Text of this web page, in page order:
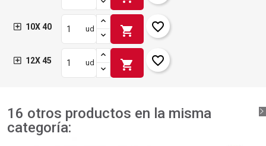
10X 40 ud shopping_cart favorite_border
12X 45 ud shopping_cart favorite_border
16 otros productos en la misma
categoría: